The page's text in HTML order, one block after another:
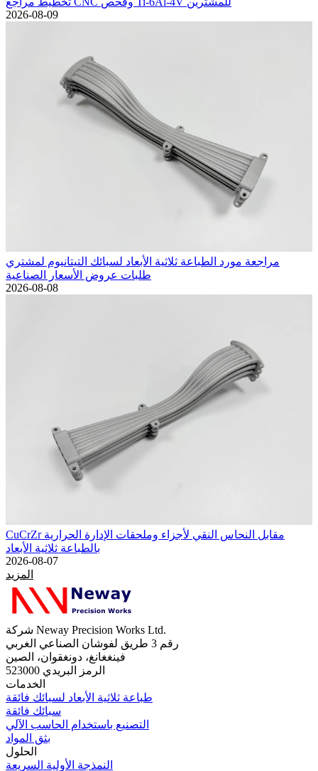
2026-08-09
مراجعة مورد الطباعة ثلاثية الأبعاد لسبائك التيتانيوم لمشتري
طلبات عروض الأسعار الصناعية
2026-08-08
CuCrZr مقابل النحاس النقي لأجزاء وملحقات الإدارة الحرارية
بالطباعة ثلاثية الأبعاد
2026-08-07
المزيد
شركة Neway Precision Works Ltd.
رقم 3 طريق لفوشان الصناعي الغربي
فينغغانغ، دونغقوان، الصين
الرمز البريدي 523000
الخدمات
طباعة ثلاثية الأبعاد لسبائك فائقة
سبائك فائقة
التصنيع باستخدام الحاسب الآلي
بثق المواد
الحلول
النمذجة الأولية السريعة